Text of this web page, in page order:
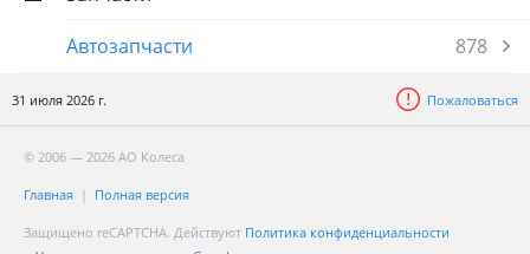
Автозапчасти
878
31 июля 2026 г. Пожаловаться
© 2006 — 2026 АО Колеса
Главная Полная версия
Защищено reCAPTCHA. Действуют Политика конфиденциальности